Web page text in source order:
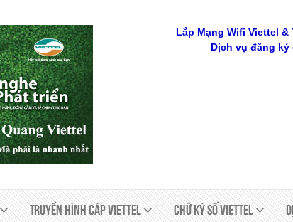
Lắp Mạng Wifi Viettel
Dịch vụ đăng ký
Truyền Hình Cáp Viettel Chữ ký số viettel